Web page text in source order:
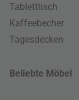
Tabletttisch
Kaffeebecher
Tagesdecken
Beliebte Möbel